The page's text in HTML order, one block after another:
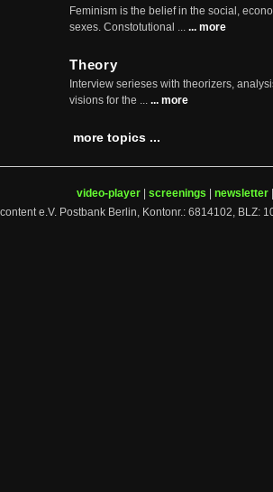
Feminism is the belief in the social,
sexes. Constotutional ... ... more
Theory
Interview serieses with theorizers,
visions for the ... ... more
more topics ...
video-player screenings newsletter
e.V. Postbank Berlin, Kontonr.: 6814102, BLZ: